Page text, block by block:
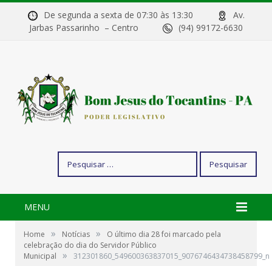
De segunda a sexta de 07:30 às 13:30
Av.
Jarbas Passarinho – Centro
(94) 99172-6630
por:
MENU
Home » Notícias »
O último dia 28 foi marcado pela
celebração do dia do Servidor Público
Municipal
» 312301860_549600363837015_9076746434738458799_n